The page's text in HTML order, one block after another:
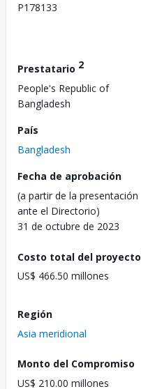
P178133
Prestatario 2
People's Republic of
Bangladesh
País
Bangladesh
Fecha de aprobación
(a partir de la presentación
ante el Directorio)
31 de octubre de 2023
Costo total del proyecto
US$ 466.50 millones
Región
Asia meridional
Monto del Compromiso
US$ 210.00 millones